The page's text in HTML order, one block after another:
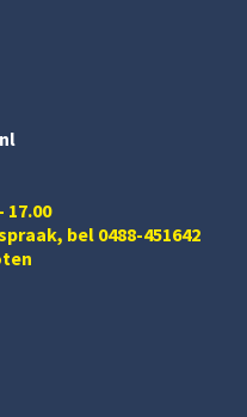
17.00
bel 0488-451642